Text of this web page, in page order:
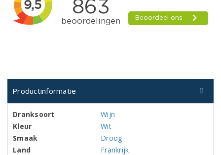
Productinformatie
Dranksoort
Wijn
Kleur
Wit
Smaak
Droog
Land
Frankrijk